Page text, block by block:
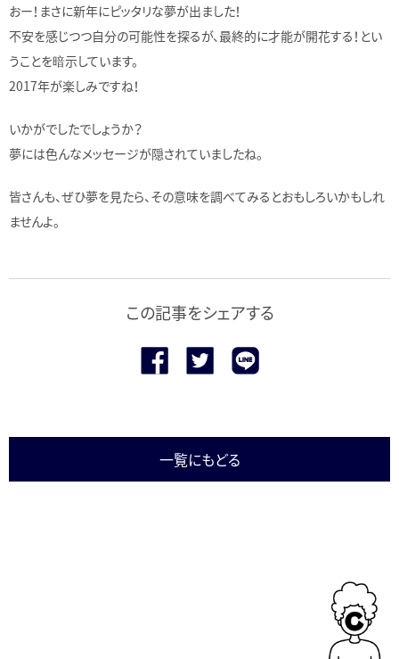
おー！まさに新年にピッタリな夢が出ました！
不安を感じつつ自分の可能性を探るが、最終的に才能が開花する！とい
うことを暗示しています。
2017年が楽しみですね！
いかがでしたでしょうか？
夢には色んなメッセージが隠されていましたね。
皆さんも、ぜひ夢を見たら、その意味を調べてみるとおもしろいかもしれ
ませんよ。
この記事をシェアする
一覧にもどる